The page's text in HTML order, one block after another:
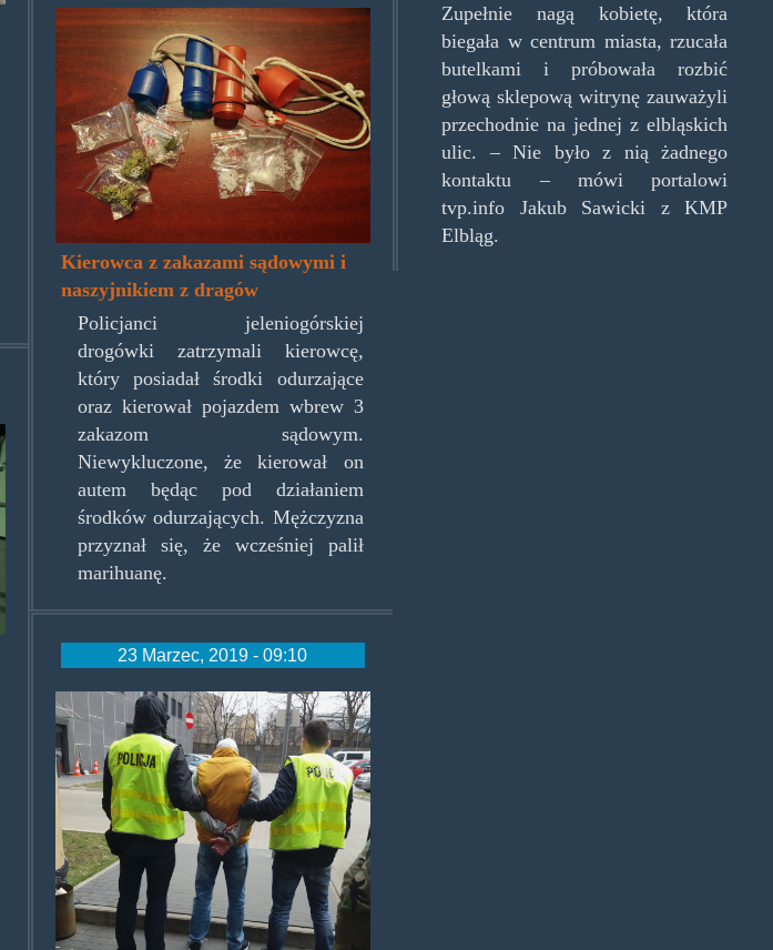
dragonaszyjnik.png
Kierowca z zakazami sądowymi i
naszyjnikiem z dragów
Policjanci jeleniogórskiej
drogówki zatrzymali kierowcę,
który posiadał środki odurzające
oraz kierował pojazdem wbrew 3
zakazom sądowym.
Niewykluczone, że kierował on
autem będąc pod działaniem
środków odurzających. Mężczyzna
przyznał się, że wcześniej palił
marihuanę.
23 Marzec, 2019 - 09:10
narkotaxi.jpg
Zupełnie nagą kobietę, która
biegała w centrum miasta, rzucała
butelkami i próbowała rozbić
głową sklepową witrynę zauważyli
przechodnie na jednej z elbląskich
ulic. – Nie było z nią żadnego
kontaktu – mówi portalowi
tvp.info Jakub Sawicki z KMP
Elbląg.